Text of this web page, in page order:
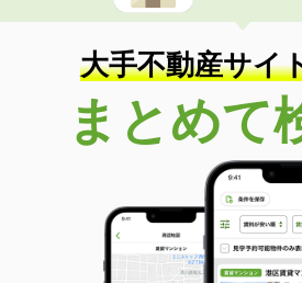
大手不動産サイ
まとめて